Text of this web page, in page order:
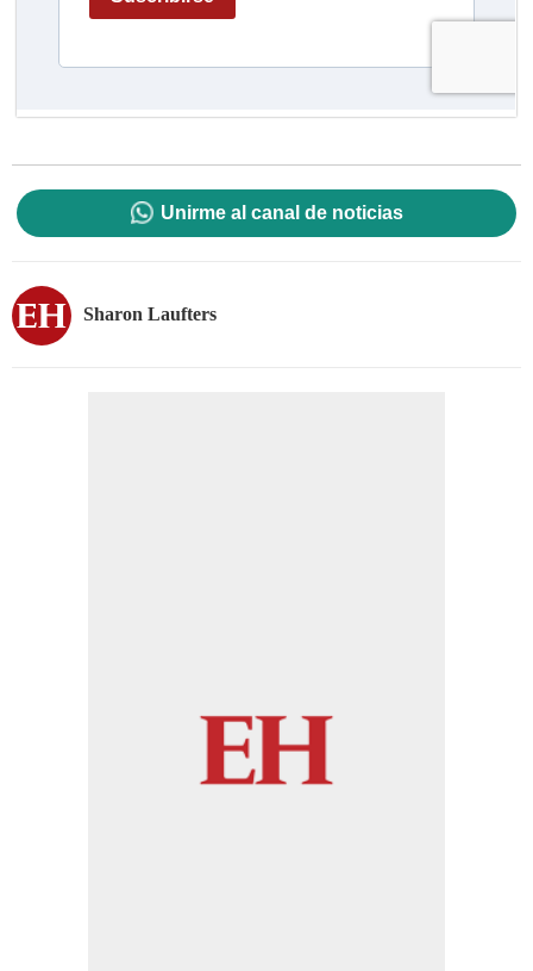
Unirme al canal de noticias
Sharon Laufters